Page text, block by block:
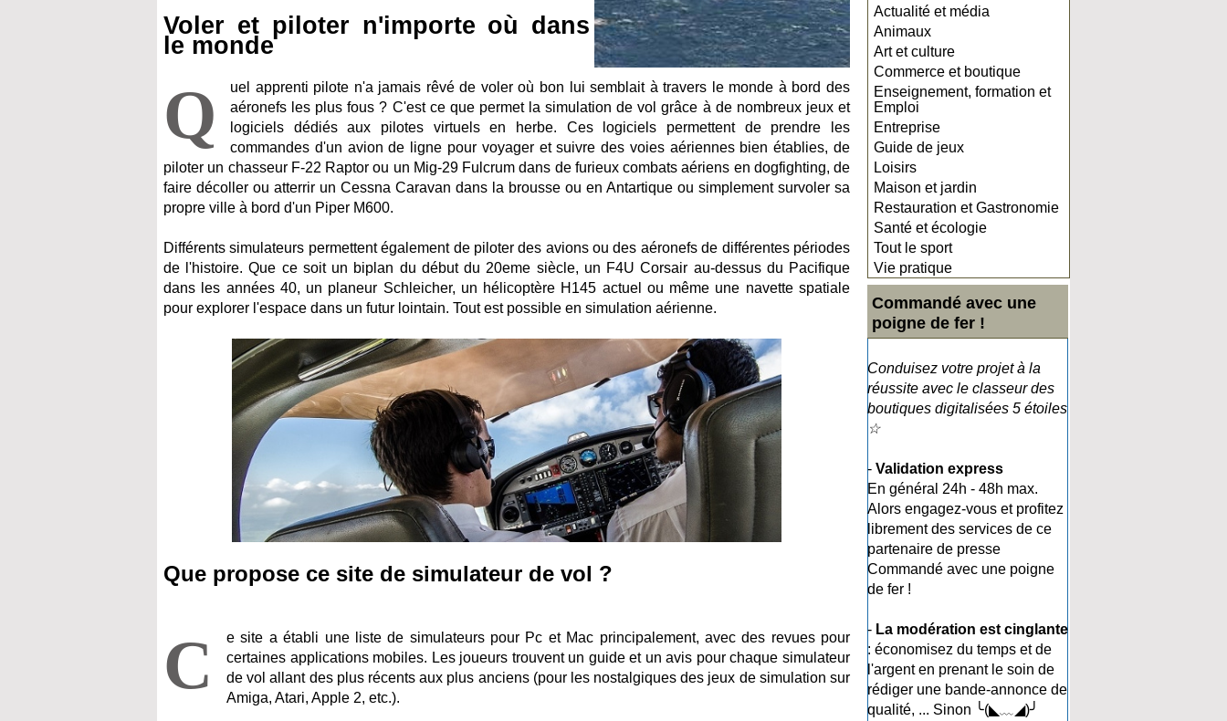
Actualité et média
Animaux
Art et culture
Commerce et boutique
Enseignement, formation et
Emploi
Entreprise
Guide de jeux
Loisirs
Maison et jardin
Restauration et Gastronomie
Santé et écologie
Tout le sport
Vie pratique
Commandé avec une
poigne de fer !
Conduisez votre projet à la
réussite avec le classeur des
boutiques digitalisées 5 étoiles
☆
- Validation express
En général 24h - 48h max.
Alors engagez-vous et profitez
librement des services de ce
partenaire de presse
Commandé avec une poigne
de fer !
- La modération est cinglante
: économisez du temps et de
l'argent en prenant le soin de
rédiger une bande-annonce de
qualité, ... Sinon ╰(◣﹏◢)╯
Voler et piloter n'importe où dans
le monde
Q
uel apprenti pilote n'a jamais rêvé de voler où bon lui semblait à travers le monde à bord des
aéronefs les plus fous ? C'est ce que permet la simulation de vol grâce à de nombreux jeux et
logiciels dédiés aux pilotes virtuels en herbe. Ces logiciels permettent de prendre les
commandes d'un avion de ligne pour voyager et suivre des voies aériennes bien établies, de
piloter un chasseur F-22 Raptor ou un Mig-29 Fulcrum dans de furieux combats aériens en dogfighting, de
faire décoller ou atterrir un Cessna Caravan dans la brousse ou en Antartique ou simplement survoler sa
propre ville à bord d'un Piper M600.
Différents simulateurs permettent également de piloter des avions ou des aéronefs de différentes périodes
de l'histoire. Que ce soit un biplan du début du 20eme siècle, un F4U Corsair au-dessus du Pacifique
dans les années 40, un planeur Schleicher, un hélicoptère H145 actuel ou même une navette spatiale
pour explorer l'espace dans un futur lointain. Tout est possible en simulation aérienne.
Que propose ce site de simulateur de vol ?
C
e site a établi une liste de simulateurs pour Pc et Mac principalement, avec des revues pour
certaines applications mobiles. Les joueurs trouvent un guide et un avis pour chaque simulateur
de vol allant des plus récents aux plus anciens (pour les nostalgiques des jeux de simulation sur
Amiga, Atari, Apple 2, etc.).